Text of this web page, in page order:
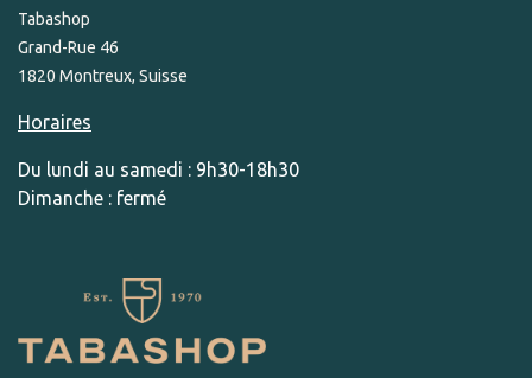
Tabashop
Grand-Rue 46
1820 Montreux, Suisse
Horaires
Du lundi au samedi : 9h30-18h30
Dimanche : fermé